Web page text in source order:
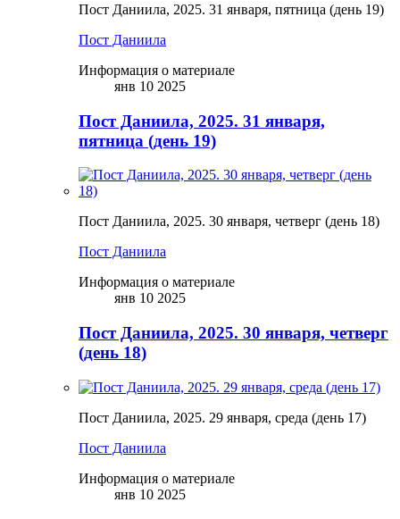
Пост Даниила, 2025. 31 января, пятница (день 19)
Пост Даниила
Информация о материале
янв 10 2025
Пост Даниила, 2025. 31 января,
пятница (день 19)
Пост Даниила, 2025. 30 января, четверг (день 18)
Пост Даниила
Информация о материале
янв 10 2025
Пост Даниила, 2025. 30 января, четверг
(день 18)
Пост Даниила, 2025. 29 января, среда (день 17)
Пост Даниила
Информация о материале
янв 10 2025